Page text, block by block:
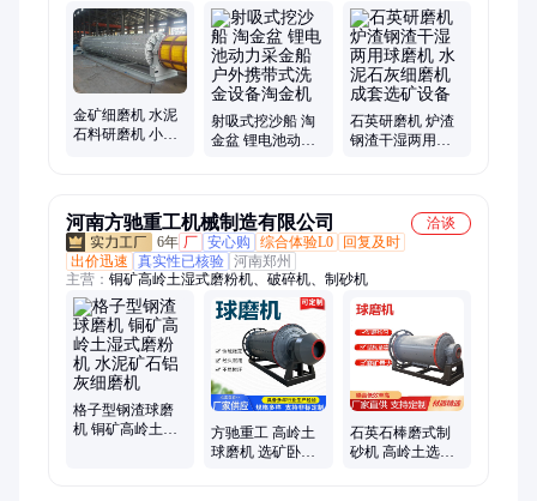
洗石机、振动筛、浮选机、螺旋洗石机、螺旋分级机、螺旋洗沙
机、给料机、擦洗机、皮带输送机、跳汰机、离心机、圆振筛、
直线筛、轮斗洗沙机、鄂式破碎机、锤式破碎机、浓密机
金矿细磨机 水泥
石料研磨机 小型
射吸式挖沙船 淘
金盆 锂电池动力
石英研磨机 炉渣
钢渣干湿两用球
河南方驰重工机械制造有限公司
洽谈
6年 厂 安心购 综合体验L0
回复及时
出价迅速
真实性已核验 河南郑州
主营： 铜矿高岭土湿式磨粉机、破碎机、制砂机
格子型钢渣球磨
机 铜矿高岭土湿
方驰重工 高岭土
球磨机 选矿卧式
石英石棒磨式制
砂机 高岭土选矿